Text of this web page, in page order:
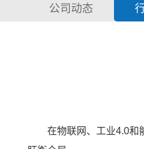
公司动态
在物联网 、工业4.0和